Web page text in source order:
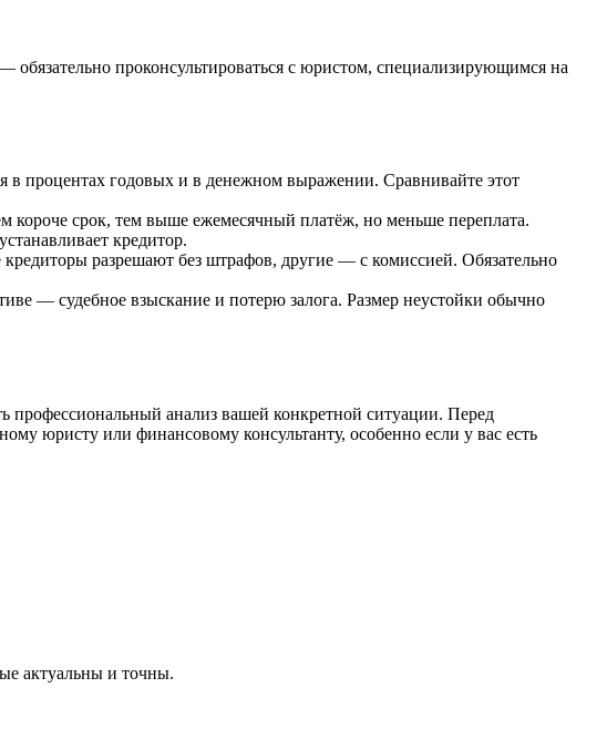
проконсультироваться с юристом, специализирующимся на
процентах годовых и в денежном выражении. Сравнивайте этот
короче срок, тем выше ежемесячный платёж, но меньше переплата.
кредитор.
разрешают без штрафов, другие — с комиссией. Обязательно
— судебное взыскание и потерю залога. Размер неустойки обычно
профессиональный анализ вашей конкретной ситуации. Перед
юристу или финансовому консультанту, особенно если у вас есть
актуальны и точны.